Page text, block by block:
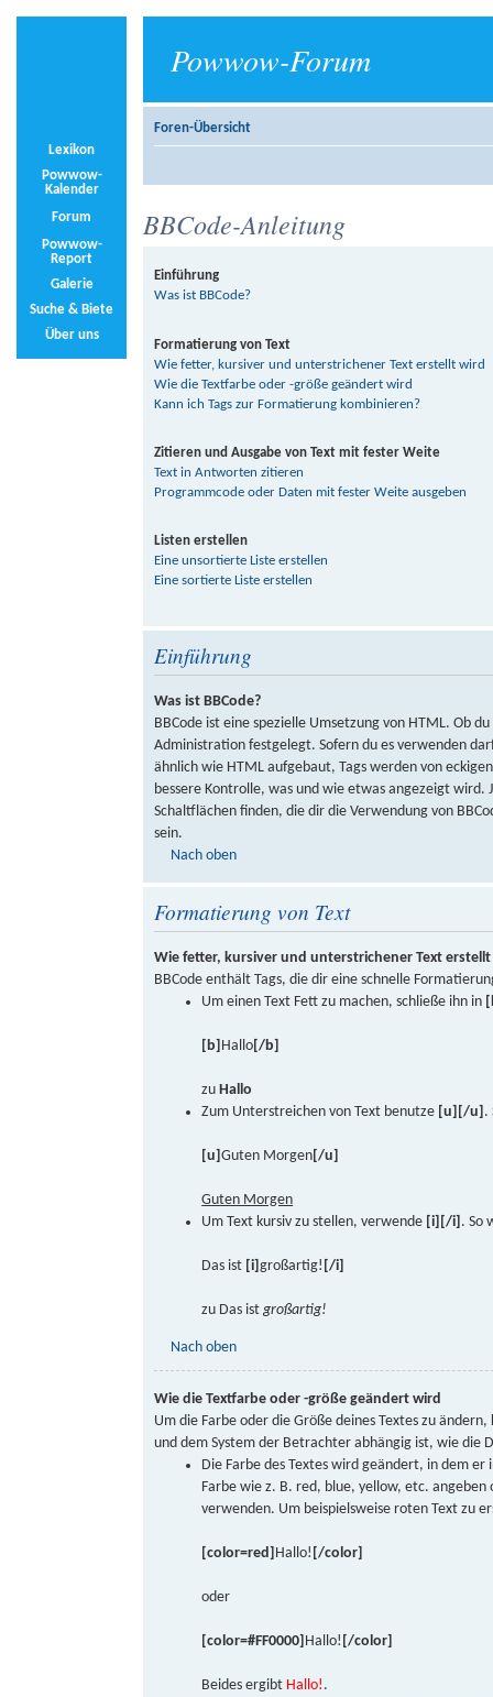
Powwow-Forum
Lexikon
Powwow-
Kalender
Forum
Powwow-
Report
Galerie
Suche & Biete
Über uns
Foren-Übersicht
BBCode-Anleitung
Einführung
Was ist BBCode?
Formatierung von Text
Wie fetter, kursiver und unterstrichener Text erstellt wird
Wie die Textfarbe oder -größe geändert wird
Kann ich Tags zur Formatierung kombinieren?
Zitieren und Ausgabe von Text mit fester Weite
Text in Antworten zitieren
Programmcode oder Daten mit fester Weite ausgeben
Listen erstellen
Eine unsortierte Liste erstellen
Eine sortierte Liste erstellen
Einführung
Was ist BBCode?
BBCode ist eine spezielle Umsetzung von HTML. Ob
Administration festgelegt. Sofern du es verwenden
ähnlich wie HTML aufgebaut, Tags werden von
bessere Kontrolle, was und wie etwas angezeigt
Schaltflächen finden, die dir die Verwendung von
sein.
Nach oben
Formatierung von Text
Wie fetter, kursiver und unterstrichener Text
BBCode enthält Tags, die dir eine schnelle
Um einen Text Fett zu machen, schließe ihn in
[b] Hallo[/b]
zuHallo
Zum Unterstreichen von Text benutze [u][/u] .
[u]Guten Morgen[/u]
Guten Morgen
Um Text kursiv zu stellen, verwende [i][/i] . So
Das ist [i]großartig! [/i]
zu Das istgroßartig!
Nach oben
Wie die Textfarbe oder -größe geändert wird
Um die Farbe oder die Größe deines Textes zu
und dem System der Betrachter abhängig ist, wie die
Die Farbe des Textes wird geändert, in dem er
Farbe wie z. B. red, blue, yellow, etc.
verwenden. Um beispielsweise roten Text zu
[color=red] Hallo! [/color]
oder
[color=#FF0000] Hallo! [/color]
Beides ergibt Hallo! .